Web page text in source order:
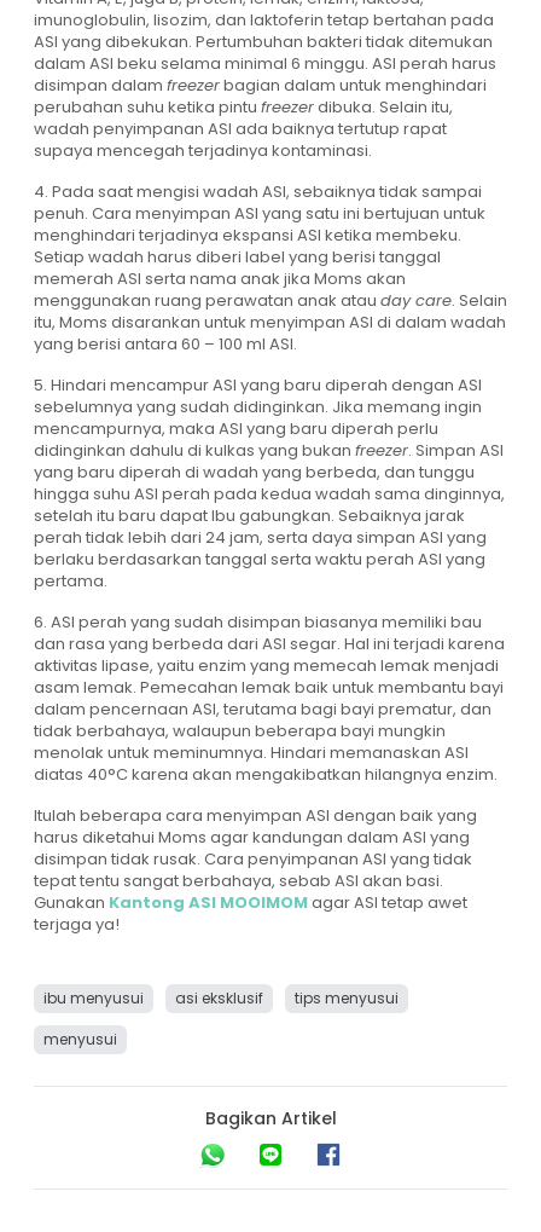
imunoglobulin, lisozim, dan laktoferin tetap bertahan pada
ASI yang dibekukan. Pertumbuhan bakteri tidak ditemukan
dalam ASI beku selama minimal 6 minggu. ASI perah harus
disimpan dalam freezerbagian dalam untuk menghindari
perubahan suhu ketika pintu freezerdibuka. Selain itu,
wadah penyimpanan ASI ada baiknya tertutup rapat
supaya mencegah terjadinya kontaminasi.
4. Pada saat mengisi wadah ASI, sebaiknya tidak sampai
penuh. Cara menyimpan ASI yang satu ini bertujuan untuk
menghindari terjadinya ekspansi ASI ketika membeku.
Setiap wadah harus diberi label yang berisi tanggal
memerah ASI serta nama anak jika Moms akan
menggunakan ruang perawatan anak atau day care. Selain
itu, Moms disarankan untuk menyimpan ASI di dalam wadah
yang berisi antara 60 – 100 ml ASI.
5. Hindari mencampur ASI yang baru diperah dengan ASI
sebelumnya yang sudah didinginkan. Jika memang ingin
mencampurnya, maka ASI yang baru diperah perlu
didinginkan dahulu di kulkas yang bukan freezer. Simpan ASI
yang baru diperah di wadah yang berbeda, dan tunggu
hingga suhu ASI perah pada kedua wadah sama dinginnya,
setelah itu baru dapat Ibu gabungkan. Sebaiknya jarak
perah tidak lebih dari 24 jam, serta daya simpan ASI yang
berlaku berdasarkan tanggal serta waktu perah ASI yang
pertama.
6. ASI perah yang sudah disimpan biasanya memiliki bau
dan rasa yang berbeda dari ASI segar. Hal ini terjadi karena
aktivitas lipase, yaitu enzim yang memecah lemak menjadi
asam lemak. Pemecahan lemak baik untuk membantu bayi
dalam pencernaan ASI, terutama bagi bayi prematur, dan
tidak berbahaya, walaupun beberapa bayi mungkin
menolak untuk meminumnya. Hindari memanaskan ASI
diatas 40°C karena akan mengakibatkan hilangnya enzim.
Itulah beberapa cara menyimpan ASI dengan baik yang
harus diketahui Moms agar kandungan dalam ASI yang
disimpan tidak rusak. Cara penyimpanan ASI yang tidak
tepat tentu sangat berbahaya, sebab ASI akan basi.
Gunakan Kantong ASI MOOIMOMagar ASI tetap awet
terjaga ya!
ibu menyusui asi eksklusif
tips menyusui
menyusui
Bagikan Artikel